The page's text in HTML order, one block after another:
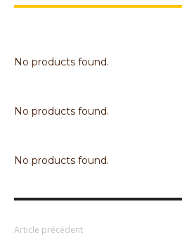
No products found.
No products found.
No products found.
Article précédent